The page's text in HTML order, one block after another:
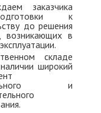
заказчика
к
до решения
возникающих в
складе
широкий
и